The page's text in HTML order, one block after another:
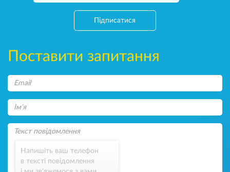
Підписатися
Поставити запитання
Напишіть ваш телефон
в тексті повідомлення